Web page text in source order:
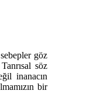
göz
söz
inanacın
bir